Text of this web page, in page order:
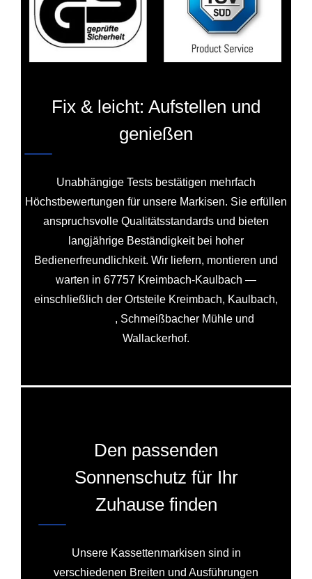
Fix & leicht: Aufstellen und
genießen
Unabhängige Tests bestätigen mehrfach
Höchstbewertungen für unsere Markisen. Sie erfüllen
anspruchsvolle Qualitätsstandards und bieten
langjährige Beständigkeit bei hoher
Bedienerfreundlichkeit. Wir liefern, montieren und
warten in 67757 Kreimbach-Kaulbach —
einschließlich der Ortsteile Kreimbach, Kaulbach,
, Schmeißbacher Mühle und
Wallackerhof.
Den passenden
Sonnenschutz für Ihr
Zuhause finden
Unsere Kassettenmarkisen sind in
verschiedenen Breiten und Ausführungen